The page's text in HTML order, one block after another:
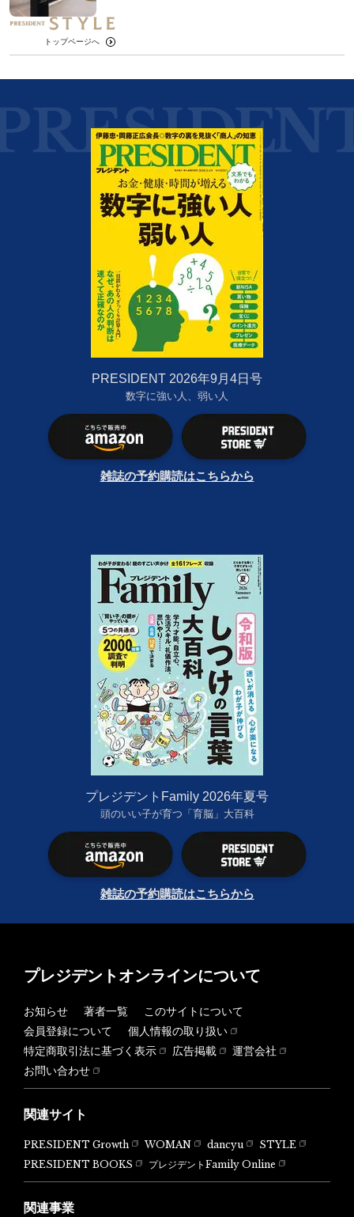
トップページへ
PRESIDENT 2026年9月4日号
数字に強い人、弱い人
雑誌の予約購読はこちらから
プレジデントFamily 2026年夏号
頭のいい子が育つ「育脳」大百科
雑誌の予約購読はこちらから
プレジデントオンラインについて
お知らせ 著者一覧
このサイトについて
会員登録について
個人情報の取り扱い
特定商取引法に基づく表示
広告掲載
運営会社
お問い合わせ
関連サイト
PRESIDENT Growth WOMAN dancyu
STYLE
PRESIDENT BOOKS
プレジデントFamily Online
関連事業